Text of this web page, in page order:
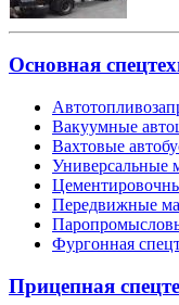
Основная
Вакуумные
Вахтовые
Универсальные
Передвижные
Фургонная
Прицепная